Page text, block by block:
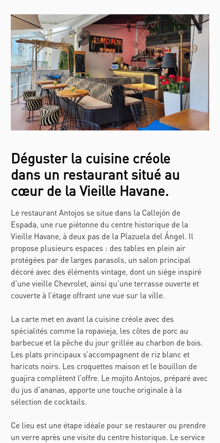
Déguster la cuisine créole
dans un restaurant situé au
cœur de la Vieille Havane.
Le restaurant Antojos se situe dans la Callejón de
Espada, une rue piétonne du centre historique de la
Vieille Havane, à deux pas de la Plazuela del Ángel. Il
propose plusieurs espaces : des tables en plein air
protégées par de larges parasols, un salon principal
décoré avec des éléments vintage, dont un siège inspiré
d’une vieille Chevrolet, ainsi qu’une terrasse ouverte et
couverte à l’étage offrant une vue sur la ville.
La carte met en avant la cuisine créole avec des
spécialités comme la ropavieja, les côtes de porc au
barbecue et la pêche du jour grillée au charbon de bois.
Les plats principaux s’accompagnent de riz blanc et
haricots noirs. Les croquettes maison et le bouillon de
guajira complètent l’offre. Le mojito Antojos, préparé avec
du jus d’ananas, apporte une touche originale à la
sélection de cocktails.
Ce lieu est une étape idéale pour se restaurer ou prendre
un verre après une visite du centre historique. Le service